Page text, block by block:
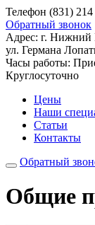
Телефон (831)
Обратный звонок
Адрес: г. Нижний
ул. Германа
Часы работы:
Круглосуточно
Цены
Наши
Статьи
Контакты
Обратный
Общие